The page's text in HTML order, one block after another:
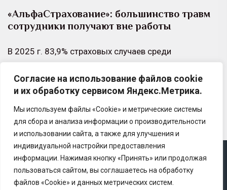
Согласие на использование файлов cookie
и их обработку сервисом Яндекс.Метрика.
Мы используем файлы «Cookie» и метрические системы
для сбора и анализа информации о производительности
и использовании сайта, а также для улучшения и
индивидуальной настройки предоставления
информации. Нажимая кнопку «Принять» или продолжая
пользоваться сайтом, вы соглашаетесь на обработку
файлов «Cookie» и данных метрических систем.
«АльфаСтрахование»: большинство травм
сотрудники получают вне работы
В 2025 г. 83,9% страховых случаев среди
сотрудников, застрахованных по корпоративным
программам от несчастных случаев, были связаны с
бытовыми травмами.
Copyright © 2025 Ассоциация «Некоммерческого
партнерство содействия развитию страхового рынка
«Центр страховой безопасности»